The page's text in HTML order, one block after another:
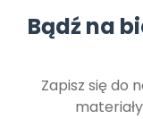
Bądź na
Zapisz się do